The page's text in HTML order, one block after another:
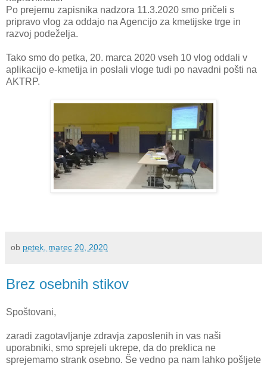
Po prejemu zapisnika nadzora 11.3.2020 smo pričeli s
pripravo vlog za oddajo na Agencijo za kmetijske trge in
razvoj podeželja.
Tako smo do petka, 20. marca 2020 vseh 10 vlog oddali v
aplikacijo e-kmetija in poslali vloge tudi po navadni pošti na
AKTRP.
ob petek, marec 20, 2020
Brez osebnih stikov
Spoštovani,
zaradi zagotavljanje zdravja zaposlenih in vas naši
uporabniki, smo sprejeli ukrepe, da do preklica ne
sprejemamo strank osebno. Še vedno pa nam lahko pošljete